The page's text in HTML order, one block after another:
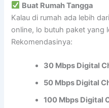
Buat Rumah Tangga
Kalau di rumah ada lebih
online, lo butuh paket yang
Rekomendasinya:
30 Mbps Digital
50 Mbps Digital
100 Mbps Digital